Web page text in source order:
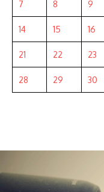
7 8 9
14 15 16
21 22 23
28 29 30